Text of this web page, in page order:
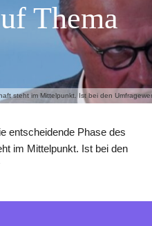
steht im Mittelpunkt. Ist bei den
Thema
entscheidende Phase des
im Mittelpunkt. Ist bei den